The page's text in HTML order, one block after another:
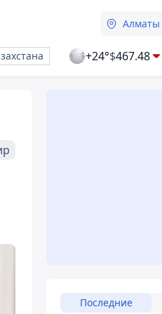
Алматы
+24°$467.48
Последние